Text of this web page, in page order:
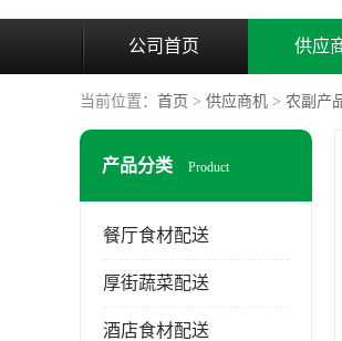
公司首页 供应
当前位置： 首页 > 供应商机 > 农副产
产品分类 Product
餐厅食材配送
厚街蔬菜配送
酒店食材配送